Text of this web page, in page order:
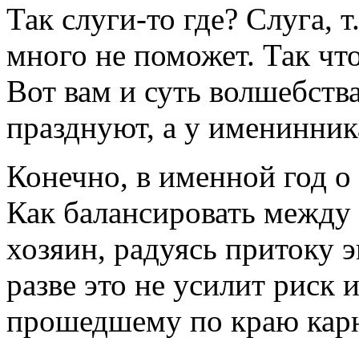
Так слуги-то где? Слуга,
много не поможет. Так
Вот вам и суть
празднуют, а у
Конечно, в именной год о
Как балансировать
хозяин, радуясь притоку
разве это не усилит риск
прошедшему по краю